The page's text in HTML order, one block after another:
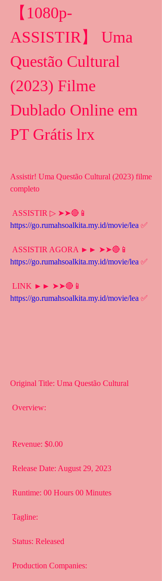
【1080p-
ASSISTIR】 Uma
Questão Cultural
(2023) Filme
Dublado Online em
PT Grátis lrx
Assistir! Uma Questão Cultural (2023) filme
completo
https://go.rumahsoalkita.my.id/movie/lea ✅
https://go.rumahsoalkita.my.id/movie/lea ✅
https://go.rumahsoalkita.my.id/movie/lea ✅
Original Title: Uma Questão Cultural
Overview:
Revenue: $0.00
Release Date: August 29, 2023
Runtime: 00 Hours 00 Minutes
Tagline:
Status: Released
Production Companies: